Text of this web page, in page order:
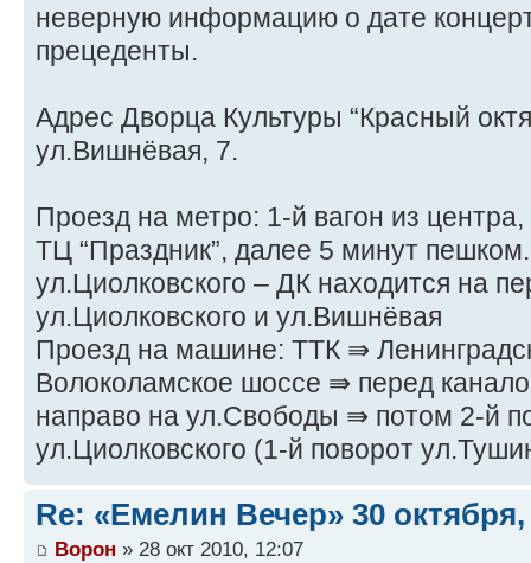
неверную информацию о дате
прецеденты.
Адрес Дворца Культуры “Красный
ул.Вишнёвая, 7.
Проезд на метро: 1-й вагон из
ТЦ “Праздник”, далее 5 минут
ул.Циолковского – ДК находится на
ул.Циолковского и ул.Вишнёвая
Проезд на машине: ТТК ⇛
Волоколамское шоссе ⇛ перед
направо на ул.Свободы ⇛ потом 2-й
ул.Циолковского (1-й поворот
Re: «Емелин Вечер» 30
Ворон » 28 окт 2010, 12:07